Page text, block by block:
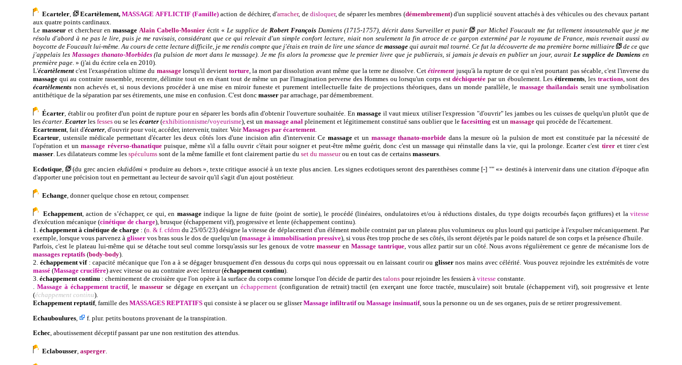
Ecarteler Ecartèlement, MASSAGE AFFLICTIF (Famille)action de déchirer, d'arracher, de disloquer,de séparer les membres (démembrement) d'un supplicié souvent attachés à des véhicules ou des chevaux partant
aux quatre points cardinaux.
Le masseur et chercheur en massage Alain Cabello-Mosnier écrit « Le supplice de Robert François Damiens (1715-1757), décrit dans Surveiller et punir par Michel Foucault me fut tellement insoutenable que je me
résolu d'abord à ne pas le lire, puis je me ravisais, considérant que ce qui relevait d'un simple confort lecture, niait non seulement la fin atroce de ce garçon exterminé par le royaume de France, mais revenait aussi au
boycotte de Foucault lui-même. Au cours de cette lecture difficile, je me rendis compte que j'étais en train de lire une séance de massage qui aurait mal tourné. Ce fut la découverte de ma première borne milliaire
de ce que
j'appelais les Massages thanato-Morbides (la pulsion de mort dans le massage). Je mefis alors la promesse que le premier livre que je publierais, si jamais je devais en publier un jour, aurait Le supplice de Damiens en
première page . » (j'ai du écrire cela en 2010).
L'écartèlement c'est l'exaspération ultime du massagelorsqu'il devient torture, la mort par dissolution avant même que la terre ne dissolve. Cetétirement jusqu'à la rupture de ce qui n'est pourtant pas sécable, c'est l'inverse du
massage qui au contraire rassemble, recentre, délimite tout en en étant tout de même un par l'imagination perverse des Hommes ou lorsqu'un corps estdéchiquetée par un éboulement. Lesétirements , les tractions, sont des
écartèlements non achevés et, si nous devions procéder à une mise en miroir funeste et purement intellectuelle faite de projections théoriques, dans un monde parallèle, le massage thaïlandais serait une symbolisation
antithétique de la séparation par ses étirements, une mise en confusion. C'est donc masser par arrachage, par démembrement.
Écarter, établir ou profiter d'un point de rupture pour en séparer les bords afin d'obtenir l'ouverture souhaitée. Enmassage il vaut mieux utiliser l'expression "d'ouvrir" les jambes ou les cuisses de quelqu'un plutôt que de
les écarter. Ecarter les fesses ou se les écarter (exhibitionnisme/voyeurisme), est un massage anal pleinement et légitimement constitué sans oublier que le facesitting est un massage qui procède de l'écartement.
Ecartement, fait d'écarter, d'ouvrir pour voir, accéder, intervenir, traiter. VoirMassages par écartement.
Ecarteur, ustensile médicale permettant d'écarter les deux côtés lors d'une incision afin d'intervenir. Ce massageet un massage thanato-morbide dans la mesure où la pulsion de mort est constituée par la nécessité de
l'opération et unmassage réverso-thanatiquepuisque, même s'il a fallu ouvrir c'était pour soigner et peut-être même guérir, donc c'est un massage qui réinstalle dans la vie, qui la prolonge. Ecarter c'est tireret tirer c'est
masser. Les dilatateurs comme les spéculums sont de la même famille et font clairement partie du set du masseurou en tout cas de certains masseurs.
Ecdotique
(du grec ancien ekdidômi« produire au dehors », texte critique associé à un texte plus ancien. Les signes ecdotiques seront des parenthèses comme [-] "" «» destinés à intervenir dans une citation d'époque afin
d'apporter une précision tout en permettant au lecteur de savoir qu'il s'agit d'un ajout postérieur.
Echange , donner quelque chose en retour, compenser.
Echappement, action de s’échapper, ce qui, en massageindique la ligne de fuite (point de sortie), le procédé (linéaires, ondulatoires et/ou à réductions distales, du type doigts recourbés façon griffures) et lavitesse
d'exécution mécanique (cinétique de charge), brusque (échappement vif), progressive et lente (échappement continu).
1.échappement à cinétique de charge :(n. & f. cfdrm du 25/05/23)désigne la vitesse de déplacement d'un élément mobile contraint par un plateau plus volumineux ou plus lourd qui participe à l'expulser mécaniquement. Par
exemple, lorsque vous parvenez à glisser vos bras sous le dos de quelqu'un (massage à immobilisation pressive), si vous êtes trop proche de ses côtés, ils seront déjetés par le poids naturel de son corps et la présence d'huile.
Parfois, c'est le plateau lui-même qui se détache tout seul comme lorsqu'assis sur les genoux de votremasseur en Massage tantrique, vous allez partir sur un côté. Nous avons régulièrement ce genre de mécanisme lors de
massages reptatifs (body-body).
2. échappement vif: capacité mécanique que l'on a à se dégager brusquement d'en dessous du corps qui nous oppressait ou en laissant courir ou glissernos mains avec célérité. Vous pouvez rejoindre les extrémités de votre
massé (Massage crucifère) avec vitesse ou au contraire avec lenteur (échappement continu).
3. échappement continu : cheminement de croisière que l'on opère à la surface du corps comme lorsque l'on décide de partir des talons pour rejoindre les fessiers à vitesse constante.
. Massage à échappement tractif, lemasseur se dégage en exerçant unéchappement (configuration de retrait) tractil (en exerçant une force tractée, musculaire) soit brutale (échappement vif), soit progressive et lente
(échappement continu).
Echappement reptatif, famille des MASSAGES REPTATIFS qui consiste à se placer ou se glisserMassage infiltratifou Massage insinuatif, sous la personne ou un de ses organes, puis de se retirer progressivement.
Echauboulures
f. plur. petits boutons provenant de la transpiration.
Echec , aboutissement déceptif passant par une non restitution des attendus.
Eclabousser, asperger.